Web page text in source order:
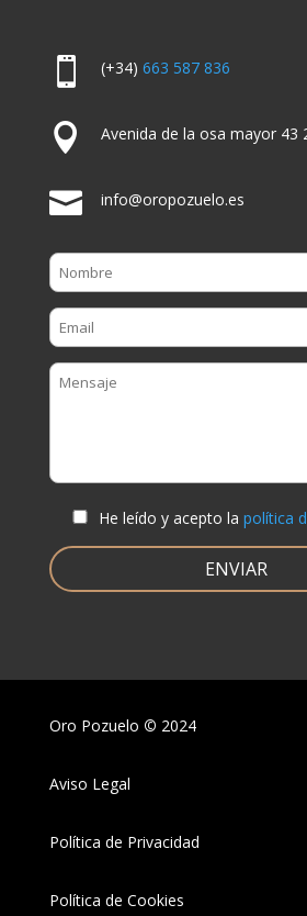
 (+34) 663 587 836
 Avenida de la osa mayor 43
 info@oropozuelo.es
He leído y acepto la política
Oro Pozuelo © 2024
Aviso Legal
Política de Privacidad
Política de Cookies